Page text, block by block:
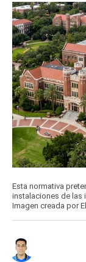
Esta normativa
instalaciones de las
Imagen creada por